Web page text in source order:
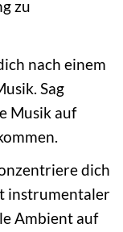
zu
nach einem
Sag
Musik auf
dich
instrumentaler
Ambient auf